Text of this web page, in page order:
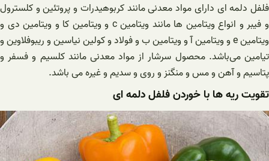
فلفل دلمه ای دارای مواد معدنی مانند کربوهیدرات و پروتئین و کلسترول
و فیبر و انواع ویتامین ها مانند ویتامین c و ویتامین کا و ویتامین دی و
ویتامین e و ویتامین آ و ویتامین ب و فولاد و کولین نیاسین و ریبوفلاوین و
تیامین می‌باشد. محصول سرشار از مواد معدنی مانند کلسیم و فسفر و
پتاسیم و آهن و مس و منگنز و روی و سدیم و غیره می باشد.
تقویت ریه ها با خوردن فلفل دلمه ای